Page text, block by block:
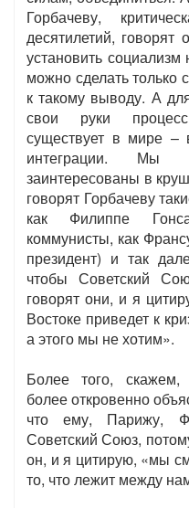
Горбачеву,
десятилетий,
установить
можно сделать только
к такому выводу. А
свои руки
существует в мире –
интеграции. Мы
заинтересованы в
говорят Горбачеву
как Филиппе
коммунисты, как
президент) и так
чтобы Советский
говорят они, и я
Востоке приведет к
а этого мы не хотим».
Более того,
более откровенно
что ему, Парижу,
Советский Союз,
он, и я цитирую, «мы
то, что лежит между